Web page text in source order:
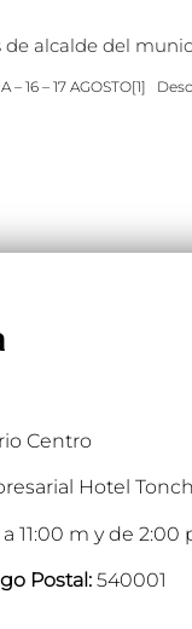
alcalde del
16 – 17 AGOSTO[1]
Centro
Hotel
11:00 m y de 2:00
Postal: 540001